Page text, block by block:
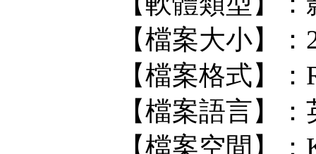
【檔案大小】：
【檔案格式】：
【檔案語言】：
【檔案空間】